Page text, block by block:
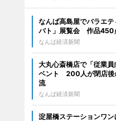
なんば高島屋でバラエ
バト」展覧会 作品450
なんば経済新聞
大丸心斎橋店で「従業員
ベント 200人が閉店後
流
なんば経済新聞
淀屋橋ステーションワ